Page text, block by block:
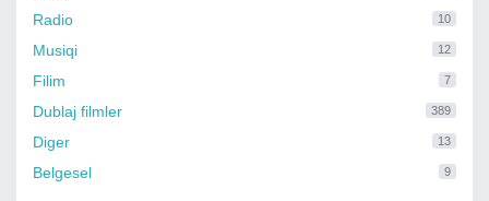
Radio 10
Musiqi 12
Filim 7
Dublaj filmler 389
Diger 13
Belgesel 9